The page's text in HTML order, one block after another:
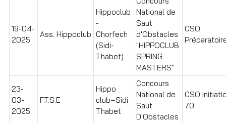
19-04-
2025
Ass. Hippoclub
Hippoclub
-
Chorfech
(Sidi-
Thabet)
National de
Saut
d'Obstacles
"HIPPOCLUB
SPRING
MASTERS"
CSO
23-
03-
2025
F.T.S.E
Hippo
club–Sidi
Thabet
Concours
National de
Saut
D'Obstacles
CSO
70